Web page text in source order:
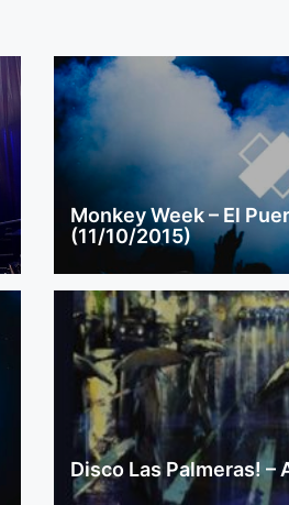
Monkey Week – El
(11/10/2015)
Disco Las Palmeras! –